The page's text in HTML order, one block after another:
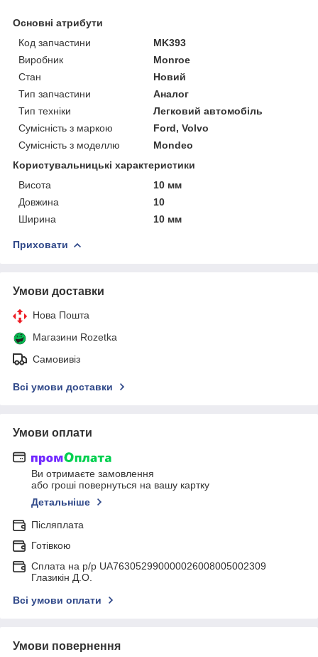
Основні атрибути
Код запчастини
MK393
Виробник
Monroe
Стан
Новий
Тип запчастини
Аналог
Тип техніки
Легковий автомобіль
Сумісність з маркою
Ford, Volvo
Сумісність з моделлю
Mondeo
Користувальницькі характеристики
Висота
10 мм
Довжина
10
Ширина
10 мм
Приховати
Умови доставки
Нова Пошта
Магазини Rozetka
Самовивіз
Всі умови доставки
Умови оплати
Ви отримаєте замовлення
або гроші повернуться на вашу картку
Детальніше
Післяплата
Готівкою
Сплата на р/р UA763052990000026008005002309
Глазикін Д.О.
Всі умови оплати
Умови повернення